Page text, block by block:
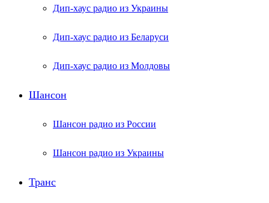
Дип-хаус радио из Украины
Дип-хаус радио из Беларуси
Дип-хаус радио из Молдовы
Шансон
Шансон радио из России
Шансон радио из Украины
Транс